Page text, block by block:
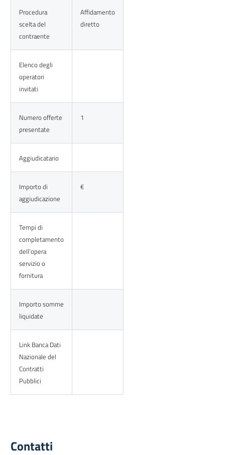
Procedura
scelta del
contraente
Affidamento
diretto
Elenco degli
operatori
invitati
Numero offerte
presentate
1
Aggiudicatario
Importo di
aggiudicazione
€
Tempi di
completamento
dell’opera
servizio o
fornitura
Importo somme
liquidate
Link Banca Dati
Nazionale del
Contratti
Pubblici
Contatti